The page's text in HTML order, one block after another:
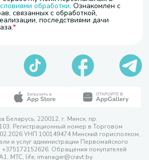
обработки. Ознакомлен с
связанных с обработкой,
последствиями дачи
Беларусь, 220012, г. Минск, пр.
Регистрационный номер в Торговом
УНП 100149474 Минский горисполком,
и услуг администрации Первомайского
Обращения покупателей
МТС, life, imanager@cravt.by.